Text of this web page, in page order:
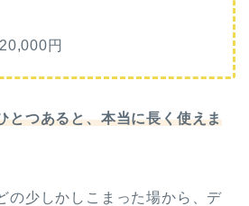
円
とつあると、本当に長く使えま
の少しかしこまった場から、デ